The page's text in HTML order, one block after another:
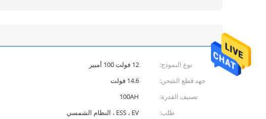
نوع النموذج: 12 فولت 100 أمبير
جهد قطع الشحن:
14.6 فولت
تصنيف القدرة:
100AH
طلب:
ESS ، EV ، النظام الشمسي